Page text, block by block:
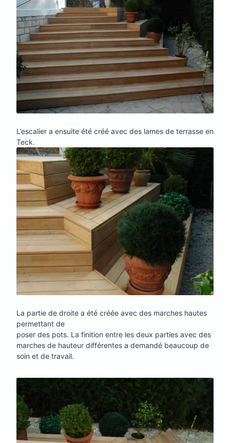
L’escalier a ensuite été créé avec des lames de terrasse en
Teck.
La partie de droite a été créée avec des marches hautes
permettant de
poser des pots. La finition entre les deux parties avec des
marches de hauteur différentes a demandé beaucoup de
soin et de travail.